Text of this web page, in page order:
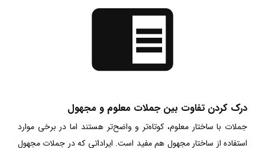
درک کردن تفاوت بین جملات معلوم و مجهول
جملات با ساختار معلوم، کوتاه‌تر و واضح‌تر هستند اما در برخی موارد
استفاده از ساختار مجهول هم مفید است. ایراداتی که در جملات مجهول